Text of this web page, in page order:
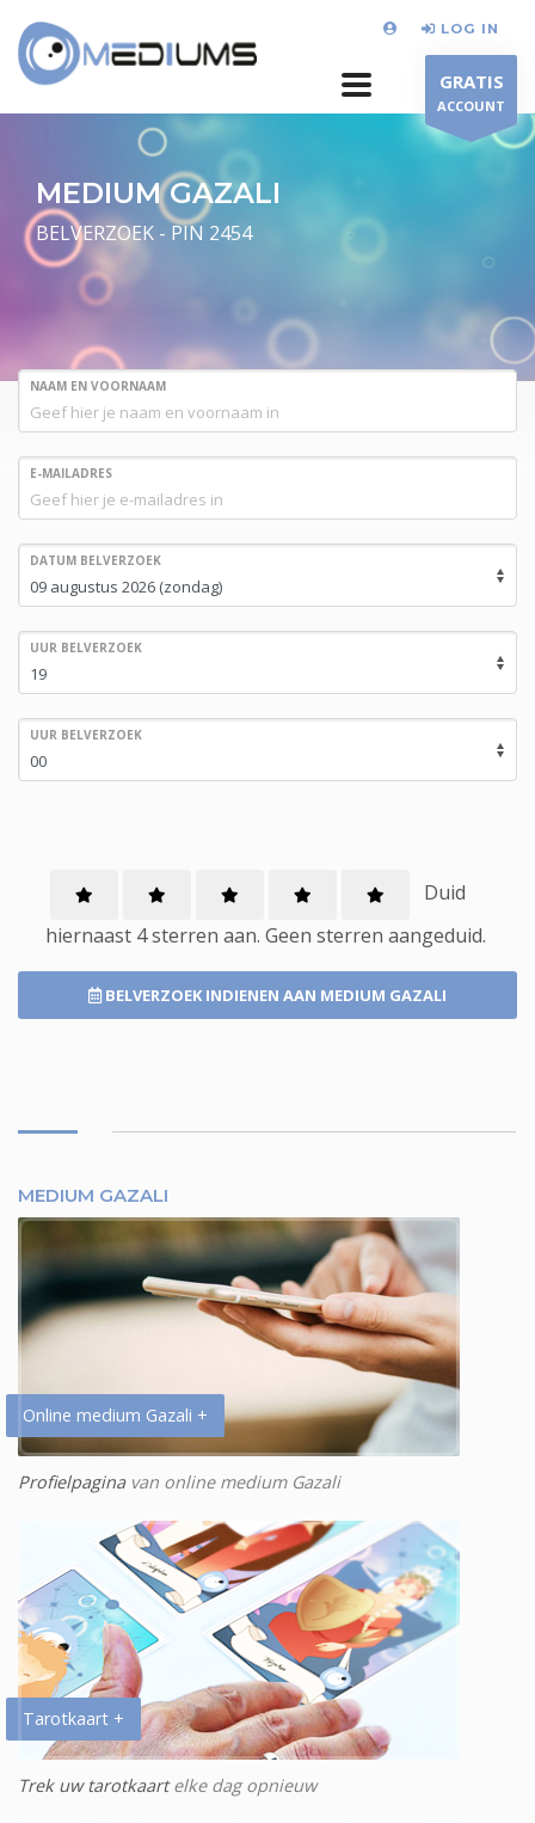
LOG IN
GRATIS
ACCOUNT
MEDIUM GAZALI
BELVERZOEK - PIN 2454
NAAM EN VOORNAAM
E-MAILADRES
DATUM BELVERZOEK
UUR BELVERZOEK
UUR BELVERZOEK
Duid
hiernaast 4 sterren aan. Geen sterren aangeduid.
BELVERZOEK INDIENEN AAN MEDIUM GAZALI
MEDIUM GAZALI
Online medium Gazali +
Profielpaginavan online medium Gazali
Tarotkaart +
Trek uw tarotkaartelke dag opnieuw